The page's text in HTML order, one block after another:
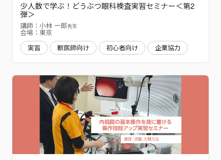
少人数で学ぶ！どうぶつ眼科検査実習セミナー＜第2
弾＞
講師：小林 一郎先生
会場：東京
実習
獣医師向け 初心者向け 企業協力